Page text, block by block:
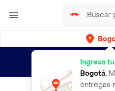
Ingresa
Bogotá.
entregas
envíos gratis por